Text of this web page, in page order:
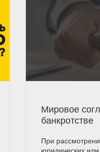
Мировое
банкротстве
При